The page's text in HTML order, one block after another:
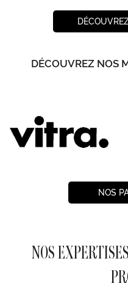
DÉCOUVREZ NOS
NOS
NOS